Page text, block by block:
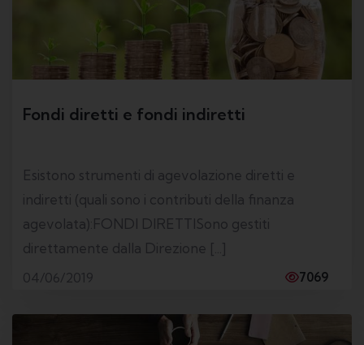
Fondi diretti e fondi indiretti
Esistono strumenti di agevolazione diretti e
indiretti (quali sono i contributi della finanza
agevolata):FONDI DIRETTISono gestiti
direttamente dalla Direzione [...]
04/06/2019 7069